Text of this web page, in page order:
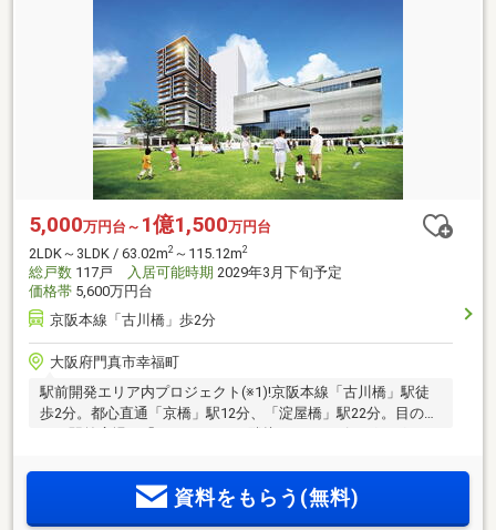
5,000万円台～ 1億1,500万円台
2LDK～3LDK / 63.02m2 ～115.12m2
総戸数 117戸 入居可能時期 2029年3月下旬予定
価格帯 5,600万円台
京阪本線「古川橋」歩2分
大阪府門真市幸福町
駅前開発エリア内プロジェクト(※1)!京阪本線「古川橋」駅徒
歩2分。都心直通「京橋」駅12分、「淀屋橋」駅22分。目の前
タイプ。内廊下設計、全戸宅配ロッカー付。物件エントリー
資料をもらう(無料)